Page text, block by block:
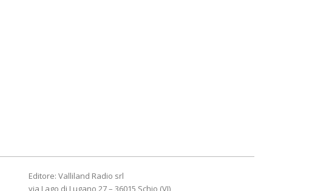
Editore: Valliland Radio srl
via Lago di Lugano 27 – 36015 Schio (VI)